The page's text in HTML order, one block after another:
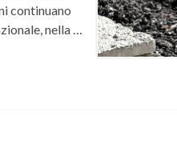
continuano
nella …